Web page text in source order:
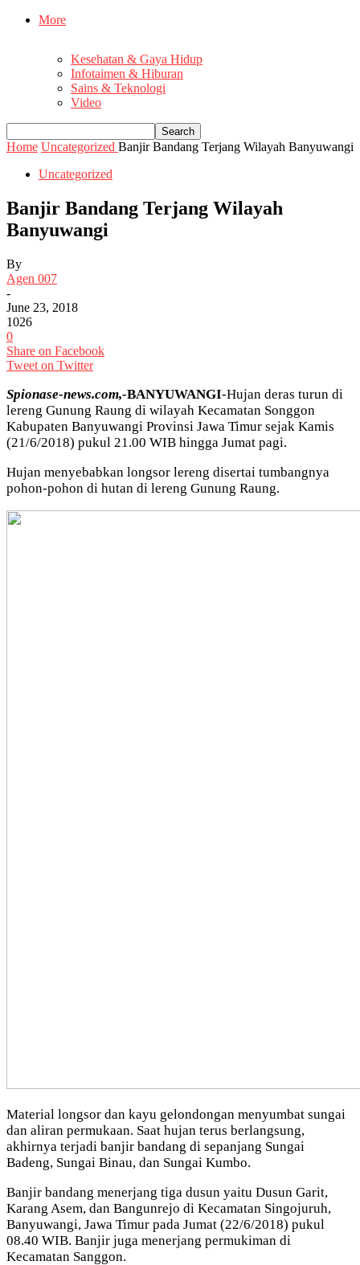
More
Kesehatan & Gaya Hidup
Infotaimen & Hiburan
Sains & Teknologi
Video
Home Uncategorized Banjir Bandang Terjang Wilayah Banyuwangi
Uncategorized
Banjir Bandang Terjang Wilayah
Banyuwangi
By
Agen 007
-
June 23, 2018
1026
0
Share on Facebook
Tweet on Twitter
Spionase-news.com,-BANYUWANGI-Hujan deras turun di
lereng Gunung Raung di wilayah Kecamatan Songgon
Kabupaten Banyuwangi Provinsi Jawa Timur sejak Kamis
(21/6/2018) pukul 21.00 WIB hingga Jumat pagi.
Hujan menyebabkan longsor lereng disertai tumbangnya
pohon-pohon di hutan di lereng Gunung Raung.
Material longsor dan kayu gelondongan menyumbat sungai
dan aliran permukaan. Saat hujan terus berlangsung,
akhirnya terjadi banjir bandang di sepanjang Sungai
Badeng, Sungai Binau, dan Sungai Kumbo.
Banjir bandang menerjang tiga dusun yaitu Dusun Garit,
Karang Asem, dan Bangunrejo di Kecamatan Singojuruh,
Banyuwangi, Jawa Timur pada Jumat (22/6/2018) pukul
08.40 WIB. Banjir juga menerjang permukiman di
Kecamatan Sanggon.